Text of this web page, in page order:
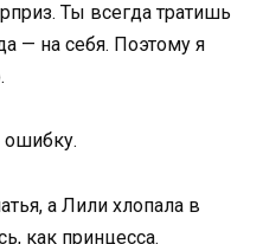
Ты всегда тратишь
— на себя. Поэтому я
ошибку.
а Лили хлопала в
как принцесса.